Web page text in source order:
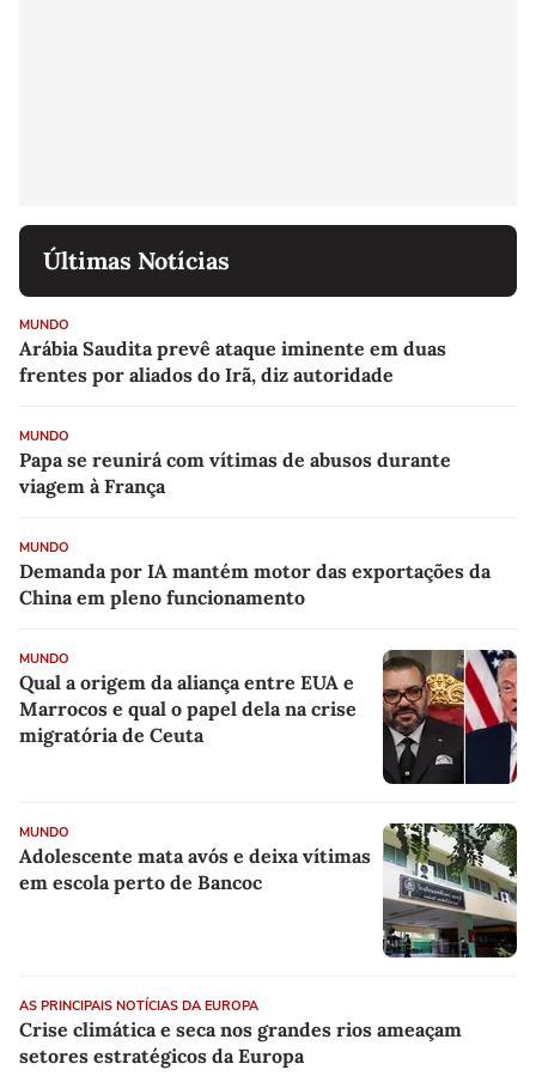
Últimas Notícias
MUNDO
Arábia Saudita prevê ataque iminente em duas
frentes por aliados do Irã, diz autoridade
MUNDO
Papa se reunirá com vítimas de abusos durante
viagem à França
MUNDO
Demanda por IA mantém motor das exportações da
China em pleno funcionamento
MUNDO
Qual a origem da aliança entre EUA e
Marrocos e qual o papel dela na crise
migratória de Ceuta
MUNDO
Adolescente mata avós e deixa vítimas
em escola perto de Bancoc
AS PRINCIPAIS NOTÍCIAS DA EUROPA
Crise climática e seca nos grandes rios ameaçam
setores estratégicos da Europa